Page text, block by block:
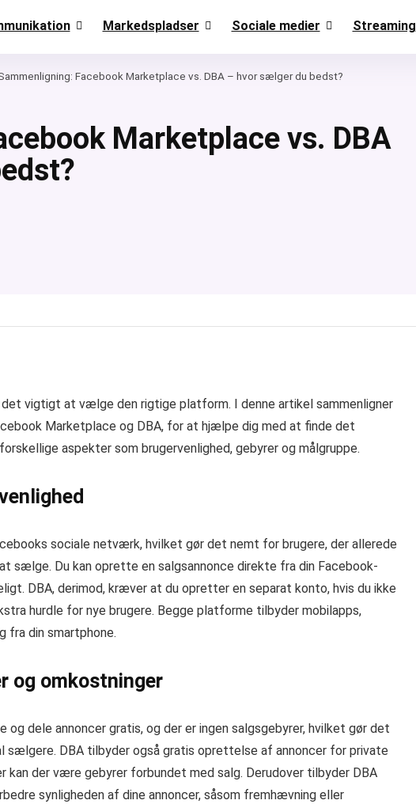
Markedspladser Sociale medier Streaming
Facebook Marketplace vs. DBA – hvor sælger du bedst?
Marketplace vs. DBA
vigtigt at vælge den rigtige platform. I denne artikel sammenligner
Marketplace og DBA, for at hjælpe dig med at finde det
aspekter som brugervenlighed, gebyrer og målgruppe.
sociale netværk, hvilket gør det nemt for brugere, der allerede
sælge. Du kan oprette en salgsannonce direkte fra din Facebook-
DBA, derimod, kræver at du opretter en separat konto, hvis du ikke
hurdle for nye brugere. Begge platforme tilbyder mobilapps,
fra din smartphone.
og omkostninger
og dele annoncer gratis, og der er ingen salgsgebyrer, hvilket gør det
sælgere. DBA tilbyder også gratis oprettelse af annoncer for private
der være gebyrer forbundet med salg. Derudover tilbyder DBA
synligheden af dine annoncer, såsom fremhævning eller